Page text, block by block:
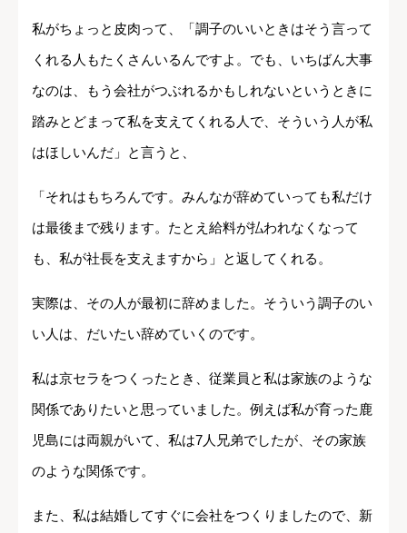
私がちょっと皮肉って、「調子のいいときはそう言って
くれる人もたくさんいるんですよ。でも、いちばん大事
なのは、もう会社がつぶれるかもしれないというときに
踏みとどまって私を支えてくれる人で、そういう人が私
はほしいんだ」と言うと、
「それはもちろんです。みんなが辞めていっても私だけ
は最後まで残ります。たとえ給料が払われなくなって
も、私が社長を支えますから」と返してくれる。
実際は、その人が最初に辞めました。そういう調子のい
い人は、だいたい辞めていくのです。
私は京セラをつくったとき、従業員と私は家族のような
関係でありたいと思っていました。例えば私が育った鹿
児島には両親がいて、私は7人兄弟でしたが、その家族
のような関係です。
また、私は結婚してすぐに会社をつくりましたので、新